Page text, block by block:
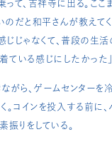
て、吉祥寺に出る。ここ
だと和平さんが教えてく
じじゃなくて、普段の生
ている感じにしたかった
がら、ゲームセンターを
。コインを投入する前に
振りをしている。